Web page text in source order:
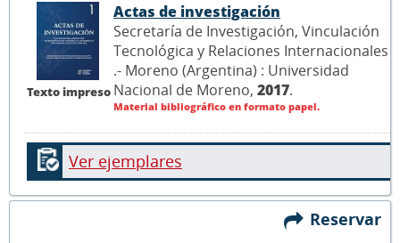
Texto impreso
Actas de investigación
Secretaría de Investigación, Vinculación
Tecnológica y Relaciones Internacionales
.- Moreno (Argentina) : Universidad
Nacional de Moreno, 2017.
Material bibliográfico en formato papel.
Ver ejemplares
Reservar